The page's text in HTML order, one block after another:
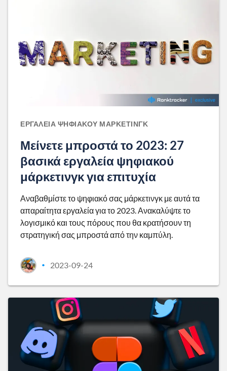
ΕΡΓΑΛΕΊΑ ΨΗΦΙΑΚΟΎ ΜΆΡΚΕΤΙΝΓΚ
Μείνετε μπροστά το 2023: 27
βασικά εργαλεία ψηφιακού
μάρκετινγκ για επιτυχία
Αναβαθμίστε το ψηφιακό σας μάρκετινγκ με αυτά τα
απαραίτητα εργαλεία για το 2023. Ανακαλύψτε το
λογισμικό και τους πόρους που θα κρατήσουν τη
στρατηγική σας μπροστά από την καμπύλη.
• 2023-09-24